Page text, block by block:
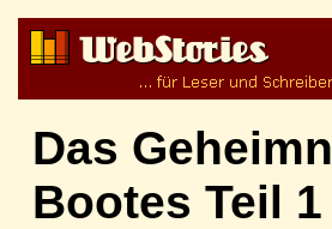
Das
Bootes Teil 1